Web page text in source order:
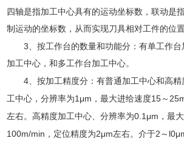
四轴是指加工中心具有的运动坐标数，联动是
制运动的坐标数，从而实现刀具相对工件的位
3 、按工作台的数量和功能分：有单工作
加工中心，和多工作台加工中心。
4 、按加工精度分：有普通加工中心和高
工中心，分辨率为1μm ，最大进给速度15 ～
左右。高精度加工中心、分辨率为0.1μm ，最
100m/min ，定位精度为2μm左右。介于2 ～